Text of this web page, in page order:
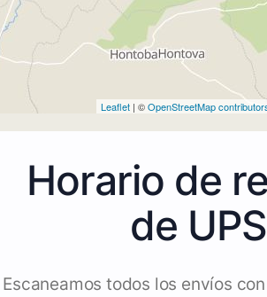
Leaflet | ©OpenStreetMap
Horario de
de UPS
Escaneamos todos los envíos